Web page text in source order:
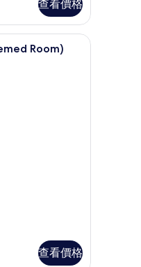
查看價格
保險箱
羽絨被、免費迷你吧物品、客房內
Room)
查看價格